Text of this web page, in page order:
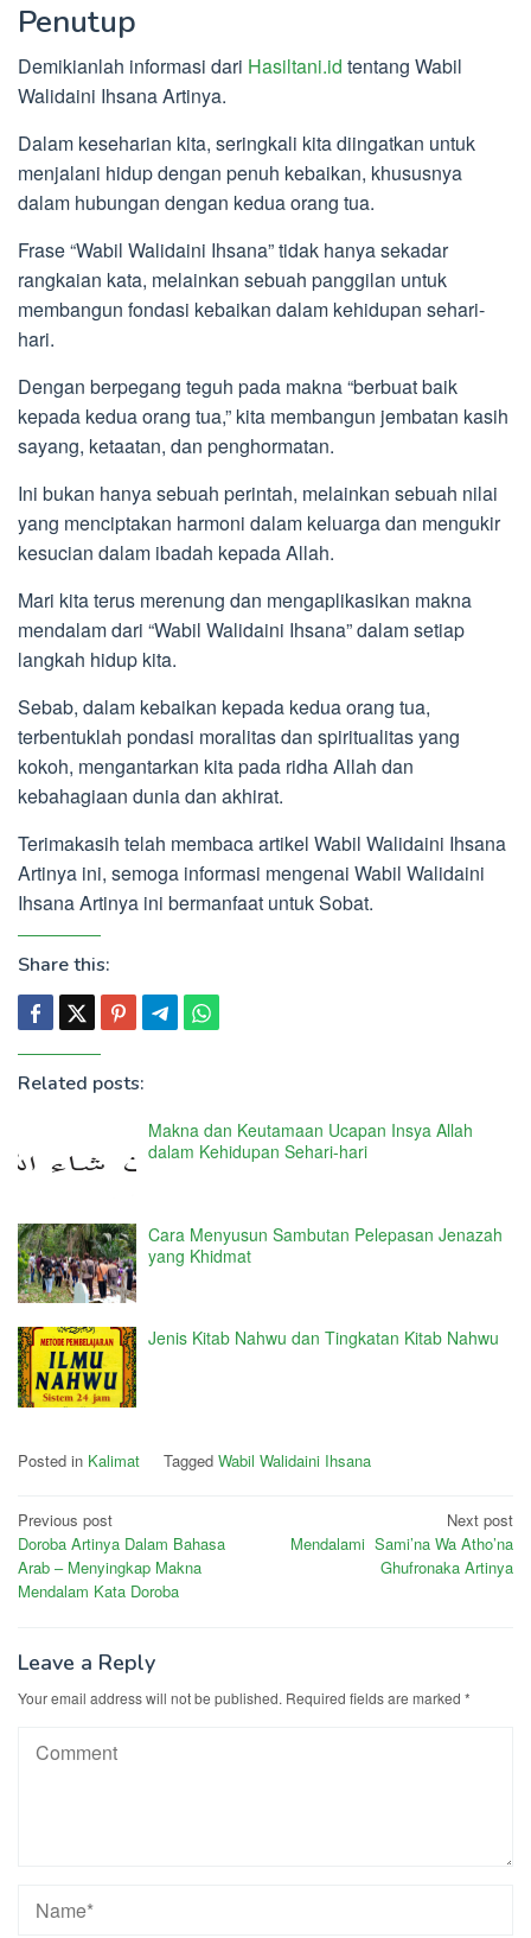
Penutup
Demikianlah informasi dari Hasiltani.id tentang Wabil
Walidaini Ihsana Artinya.
Dalam keseharian kita, seringkali kita diingatkan untuk
menjalani hidup dengan penuh kebaikan, khususnya
dalam hubungan dengan kedua orang tua.
Frase “Wabil Walidaini Ihsana” tidak hanya sekadar
rangkaian kata, melainkan sebuah panggilan untuk
membangun fondasi kebaikan dalam kehidupan sehari-
hari.
Dengan berpegang teguh pada makna “berbuat baik
kepada kedua orang tua,” kita membangun jembatan kasih
sayang, ketaatan, dan penghormatan.
Ini bukan hanya sebuah perintah, melainkan sebuah nilai
yang menciptakan harmoni dalam keluarga dan mengukir
kesucian dalam ibadah kepada Allah.
Mari kita terus merenung dan mengaplikasikan makna
mendalam dari “Wabil Walidaini Ihsana” dalam setiap
langkah hidup kita.
Sebab, dalam kebaikan kepada kedua orang tua,
terbentuklah pondasi moralitas dan spiritualitas yang
kokoh, mengantarkan kita pada ridha Allah dan
kebahagiaan dunia dan akhirat.
Terimakasih telah membaca artikel Wabil Walidaini Ihsana
Artinya ini, semoga informasi mengenai Wabil Walidaini
Ihsana Artinya ini bermanfaat untuk Sobat.
Share this:
Related posts:
Makna dan Keutamaan Ucapan Insya Allah
dalam Kehidupan Sehari-hari
Cara Menyusun Sambutan Pelepasan Jenazah
yang Khidmat
Jenis Kitab Nahwu dan Tingkatan Kitab Nahwu
Posted in Kalimat Tagged Wabil Walidaini Ihsana
Post
navigation
Previous post
Doroba Artinya Dalam Bahasa
Arab – Menyingkap Makna
Mendalam Kata Doroba
Next post
Mendalami Sami’na Wa Atho’na
Ghufronaka Artinya
Leave a Reply
Your email address will not be published. Required fields are marked *